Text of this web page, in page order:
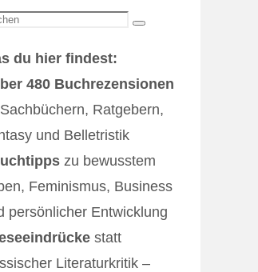
Suchen
du hier findest:
480 Buchrezensionen
Ratgebern,
und Belletristik
zu bewusstem
Feminismus, Business
persönlicher Entwicklung
statt
Literaturkritik –